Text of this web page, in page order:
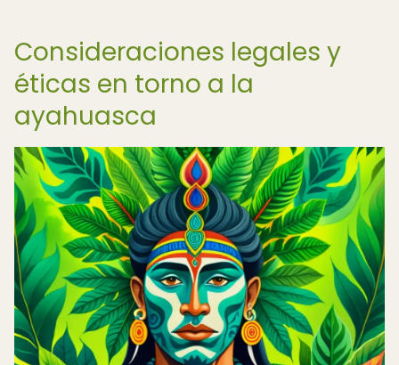
Consideraciones legales y
éticas en torno a la
ayahuasca